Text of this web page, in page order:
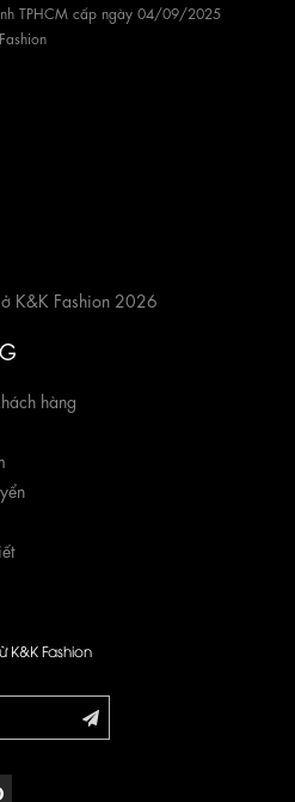
TPHCM cấp ngày 04/09/2025
K&K Fashion 2026
hàng
Fashion